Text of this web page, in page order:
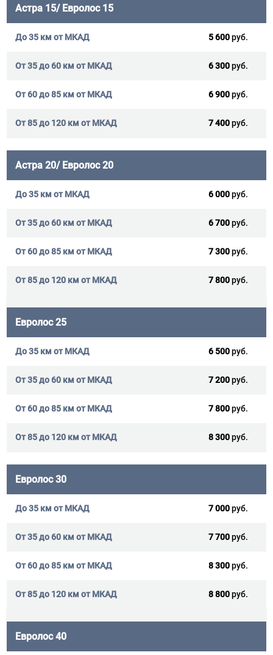
Астра 15/ Евролос 15
5 600руб.
6 300руб.
6 900руб.
7 400руб.
Астра 20/ Евролос 20
6 000руб.
6 700руб.
7 300руб.
7 800руб.
Евролос 25
6 500руб.
7 200руб.
7 800руб.
8 300руб.
Евролос 30
7 000руб.
7 700руб.
8 300руб.
8 800руб.
Евролос 40